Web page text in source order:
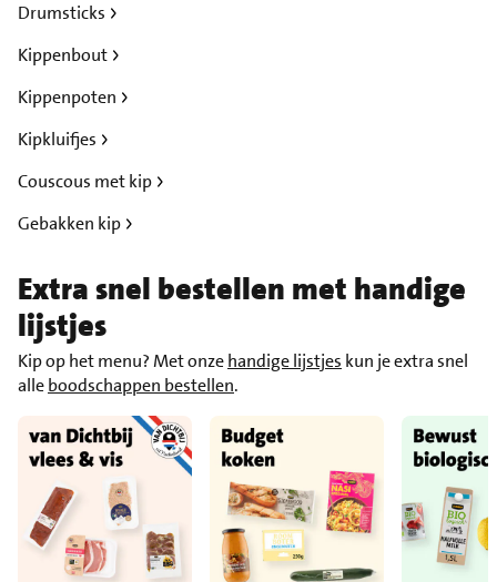
Drumsticks
Kippenbout
Kippenpoten
Kipkluifjes
Couscous met kip
Gebakken kip
Extra snel bestellen met handige
lijstjes
Kip op het menu? Met onzehandige lijstjes kun je extra snel
alleboodschappen bestellen.